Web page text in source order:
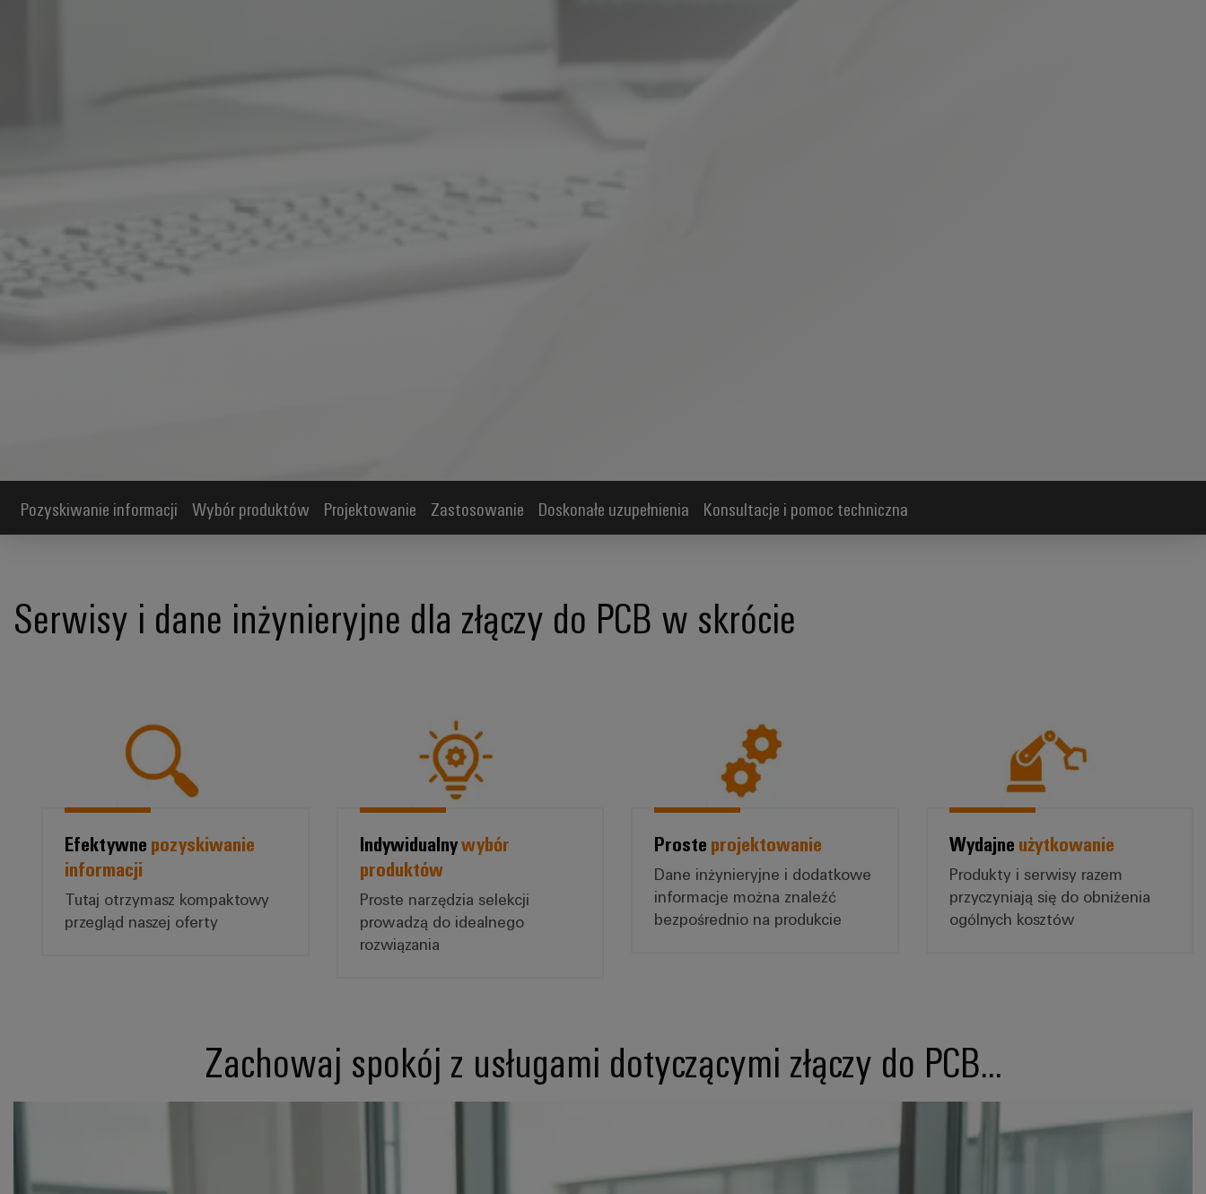
Pozyskiwanie informacji Wybór produktów Projektowanie Zastosowanie Doskonałe uzupełnienia Konsultacje i pomoc techniczna
Serwisy i dane inżynieryjne dla złączy do PCB w skrócie
Efektywne pozyskiwanie
informacji
Tutaj otrzymasz kompaktowy
przegląd naszej oferty
Indywidualnywybór
produktów
Proste narzędzia selekcji
prowadzą do idealnego
rozwiązania
Proste projektowanie
Dane inżynieryjne i dodatkowe
informacje można znaleźć
bezpośrednio na produkcie
Wydajne użytkowanie
Produkty i serwisy razem
przyczyniają się do obniżenia
ogólnych kosztów
Zachowaj spokój z usługami dotyczącymi złączy do PCB...